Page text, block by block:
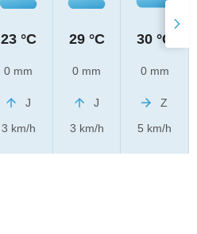
23 °C
0 mm
J
3 km/h
29 °C
0 mm
J
3 km/h
30 °C
0 mm
Z
5 km/h